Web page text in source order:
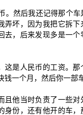
。然后我还记得那个车
弄坏，因为我把它拆下
去，后来发现多是一个
这是人民币的工资。那
钱一个月，然后你一部
且他当时负责了一些对
身份，还有他开的车，